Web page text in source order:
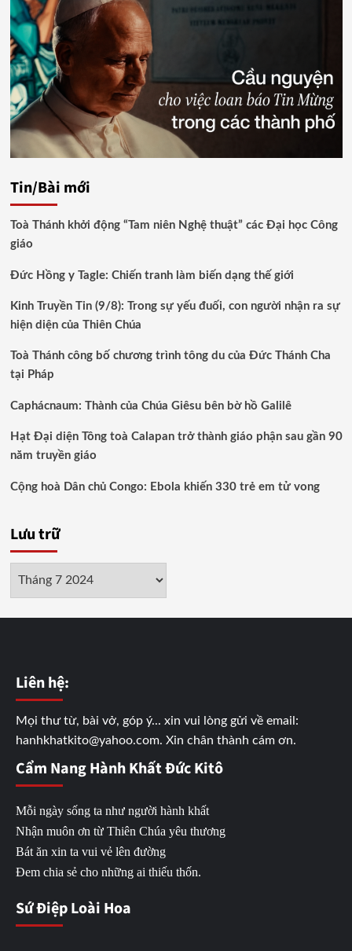
Tin/Bài mới
Toà Thánh khởi động “Tam niên Nghệ thuật” các Đại học Công
giáo
Đức Hồng y Tagle: Chiến tranh làm biến dạng thế giới
Kinh Truyền Tin (9/8): Trong sự yếu đuối, con người nhận ra sự
hiện diện của Thiên Chúa
Toà Thánh công bố chương trình tông du của Đức Thánh Cha
tại Pháp
Caphácnaum: Thành của Chúa Giêsu bên bờ hồ Galilê
Hạt Đại diện Tông toà Calapan trở thành giáo phận sau gần 90
năm truyền giáo
Cộng hoà Dân chủ Congo: Ebola khiến 330 trẻ em tử vong
Lưu trữ
Liên hệ:
Mọi thư từ, bài vở, góp ý... xin vui lòng gửi về email:
hanhkhatkito@yahoo.com. Xin chân thành cám ơn.
Cẩm Nang Hành Khất Đức Kitô
Mỗi ngày sống ta như người hành khất
Nhận muôn ơn từ Thiên Chúa yêu thương
Bát ăn xin ta vui vẻ lên đường
Đem chia sẻ cho những ai thiếu thốn.
Sứ Điệp Loài Hoa